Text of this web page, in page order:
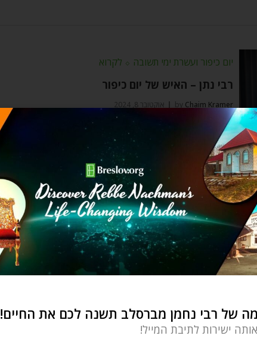
יום כיפור ועשרת ימי תשובה ⬦ לקרוא
רבי נתן – האיש של יום כיפור
by Chaim Kramer אוקטובר 8, 2024
"העניין של רבי נחמן הוא ראש השנה, והעניין שלי הוא
יום כיפור"! המשימה של
⬦ ראש השנה
מה את עושה בראש השנה כשהוא הולך?
byYehudis Golshevsky ספטמבר 29, 2024
רבי נחמן באומן. וכמובן, שאין מנוס
של רבי נחמן מברסלב תשנה לכם את החיים!
ישירות לתיבת המייל!